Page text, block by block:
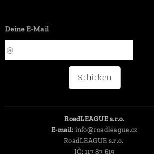
Deine E-Mail
Schicken
RoadLEAGUE s.r.o.
E-mail: info@roadleague.cz
RoadLEAGUE s.r.o.
IČ: 117 87 619